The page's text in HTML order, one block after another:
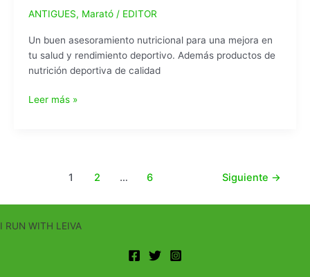
Terrassa
ANTIGUES, Marató/ EDITOR
Un buen asesoramiento nutricional para una mejora en
tu salud y rendimiento deportivo. Además productos de
nutrición deportiva de calidad
kronosports
Leer más »
entradas
1 2 … 6 Siguiente →
I RUN WITH LEIVA